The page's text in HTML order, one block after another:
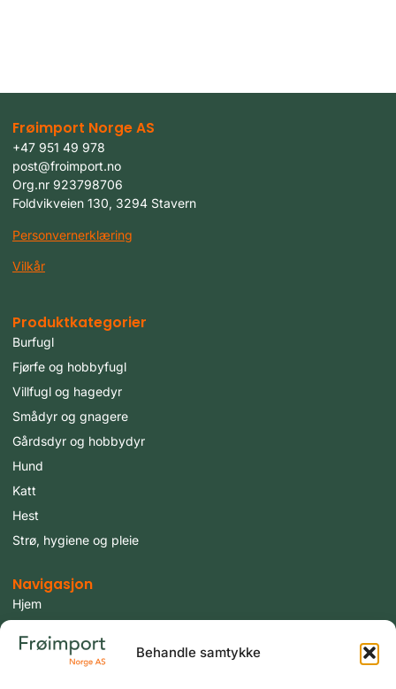
Behandle samtykke
Frøimport Norge AS
+47 951 49 978
post@froimport.no
Org.nr 923798706
Foldvikveien 130, 3294 Stavern
Personvernerklæring
Vilkår
Produktkategorier
Burfugl
Fjørfe og hobbyfugl
Villfugl og hagedyr
Smådyr og gnagere
Gårdsdyr og hobbydyr
Hund
Katt
Hest
Strø, hygiene og pleie
Navigasjon
Hjem
Fugler